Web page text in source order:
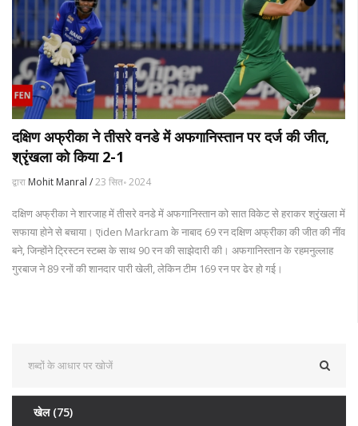
दक्षिण अफ्रीका ने तीसरे वनडे में अफगानिस्तान पर दर्ज की जीत,
श्रृंखला को किया 2-1
द्वारा Mohit Manral /23 सित॰ 2024
दक्षिण अफ्रीका ने शारजाह में तीसरे वनडे में अफगानिस्तान को सात विकेट से हराकर श्रृंखला में
सफाया होने से बचाया। एiden Markram के नाबाद 69 रन दक्षिण अफ्रीका की जीत की नींव
बने, जिन्होंने ट्रिस्टन स्टब्स के साथ 90 रन की साझेदारी की। अफगानिस्तान के रहमनुल्लाह
गुरबाज ने 89 रनों की शानदार पारी खेली, लेकिन टीम 169 रन पर ढेर हो गई।
खेल (75)